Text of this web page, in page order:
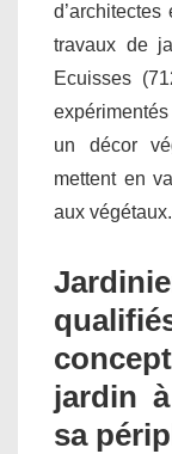
travaux de
Ecuisses
un décor
mettent en
aux végétaux.
jardin
sa